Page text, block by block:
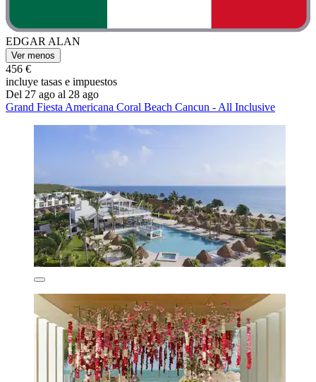
EDGAR ALAN
Ver menos
456 €
incluye tasas e impuestos
Del 27 ago al 28 ago
Grand Fiesta Americana Coral Beach Cancun - All Inclusive